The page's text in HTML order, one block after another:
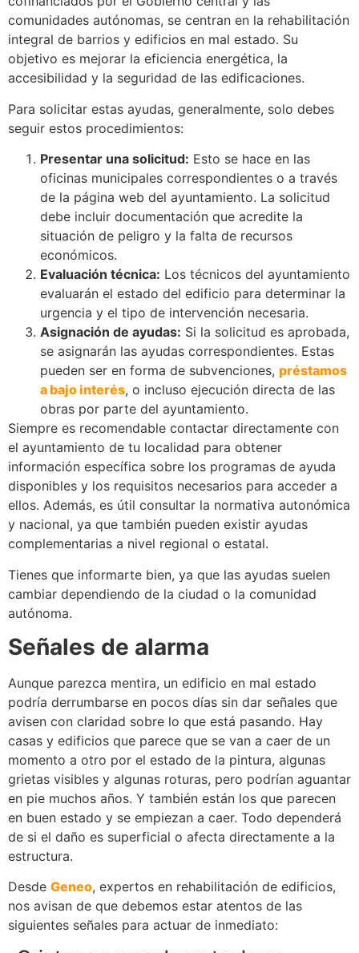
comunidades autónomas, se centran en la rehabilitación
integral de barrios y edificios en mal estado. Su
objetivo es mejorar la eficiencia energética, la
accesibilidad y la seguridad de las edificaciones.
Para solicitar estas ayudas, generalmente, solo debes
seguir estos procedimientos:
Presentar una solicitud: Esto se hace en las
oficinas municipales correspondientes o a través
de la página web del ayuntamiento. La solicitud
debe incluir documentación que acredite la
situación de peligro y la falta de recursos
económicos.
Evaluación técnica: Los técnicos del ayuntamiento
evaluarán el estado del edificio para determinar la
urgencia y el tipo de intervención necesaria.
Asignación de ayudas: Si la solicitud es aprobada,
se asignarán las ayudas correspondientes. Estas
pueden ser en forma de subvenciones, préstamos
a bajo interés, o incluso ejecución directa de las
obras por parte del ayuntamiento.
Siempre es recomendable contactar directamente con
el ayuntamiento de tu localidad para obtener
información específica sobre los programas de ayuda
disponibles y los requisitos necesarios para acceder a
ellos. Además, es útil consultar la normativa autonómica
y nacional, ya que también pueden existir ayudas
complementarias a nivel regional o estatal.
Tienes que informarte bien, ya que las ayudas suelen
cambiar dependiendo de la ciudad o la comunidad
autónoma.
Señales de alarma
Aunque parezca mentira, un edificio en mal estado
podría derrumbarse en pocos días sin dar señales que
avisen con claridad sobre lo que está pasando. Hay
casas y edificios que parece que se van a caer de un
momento a otro por el estado de la pintura, algunas
grietas visibles y algunas roturas, pero podrían aguantar
en pie muchos años. Y también están los que parecen
en buen estado y se empiezan a caer. Todo dependerá
de si el daño es superficial o afecta directamente a la
estructura.
Desde Geneo, expertos en rehabilitación de edificios,
nos avisan de que debemos estar atentos de las
siguientes señales para actuar de inmediato: